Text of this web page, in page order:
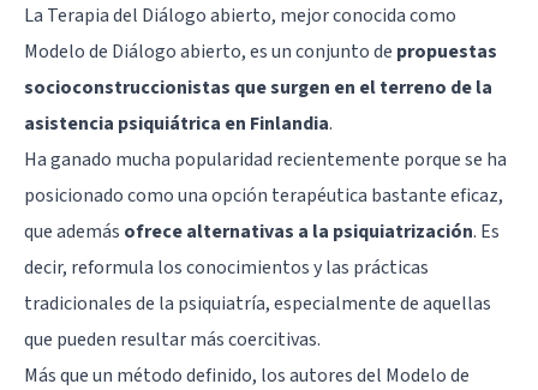
La Terapia del Diálogo abierto, mejor conocida como
Modelo de Diálogo abierto, es un conjunto de propuestas
socioconstruccionistas que surgen en el terreno de la
asistencia psiquiátrica en Finlandia.
Ha ganado mucha popularidad recientemente porque se ha
posicionado como una opción terapéutica bastante eficaz,
que además ofrece alternativas a la psiquiatrización. Es
decir, reformula los conocimientos y las prácticas
tradicionales de la psiquiatría, especialmente de aquellas
que pueden resultar más coercitivas.
Más que un método definido, los autores del Modelo de